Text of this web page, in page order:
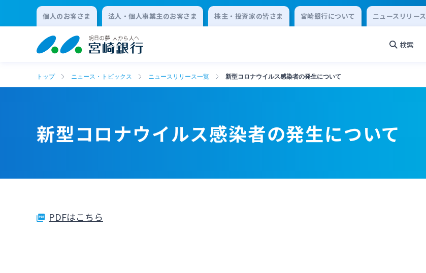
個人のお客さま 法人・個人事業主のお客さま 株主・投資家の皆さま 宮崎銀行について ニュースリリース
検索
トップ ニュース・トピックス ニュースリリース一覧 新型コロナウイルス感染者の発生について
新型コロナウイルス感染者の発生について
PDFはこちら